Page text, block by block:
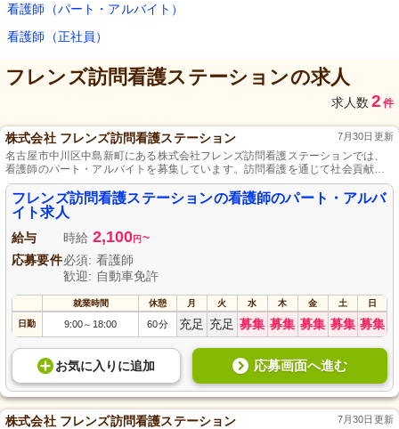
看護師（パート・アルバイト）
看護師（正社員）
フレンズ訪問看護ステーションの求人
求人数 2 件
株式会社 フレンズ訪問看護ステーション 7月30日更新
名古屋市中川区中島新町にある株式会社フレンズ訪問看護ステーションでは、
看護師のパート・アルバイトを募集しています。訪問看護を通じて社会貢献を
実感し、地域の方々の健康を支えませんか？フレキシブルな勤務形態で、家事
や育児と両立しやすい職場環境です。あなたの知識と技術を活かして、利用者
様の日々に寄り添う心温まる仕事を始めましょう。
フレンズ訪問看護ステーションの看護師のパート・アルバ
イト求人
給与 時給 2,100円 ~
応募要件必須: 看護師
歓迎: 自動車免許
就業時間 休憩 月 火 水 木 金 土 日
日勤 9:00～ 18:00 60分 充足 充足 募集 募集 募集 募集 募集
お気に入り に追加 応募画面へ進む
株式会社 フレンズ訪問看護ステーション 7月30日更新